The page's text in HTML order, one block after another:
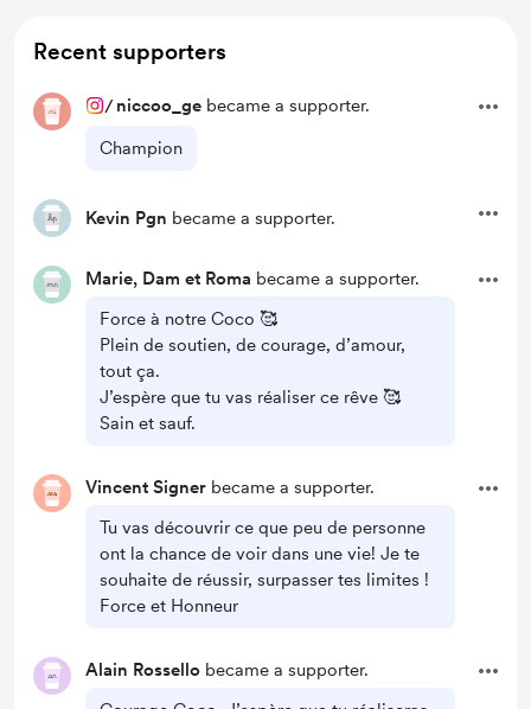
Recent supporters
/ niccoo_ge became a supporter.
Champion
Kevin Pgn became a supporter.
Marie, Dam et Roma became a supporter.
Force à notre Coco 🥰
Plein de soutien, de courage, d’amour,
tout ça.
J’espère que tu vas réaliser ce rêve 🥰
Sain et sauf.
Vincent Signer became a supporter.
Tu vas découvrir ce que peu de personne
ont la chance de voir dans une vie! Je te
souhaite de réussir, surpasser tes limites !
Force et Honneur
Alain Rossello became a supporter.